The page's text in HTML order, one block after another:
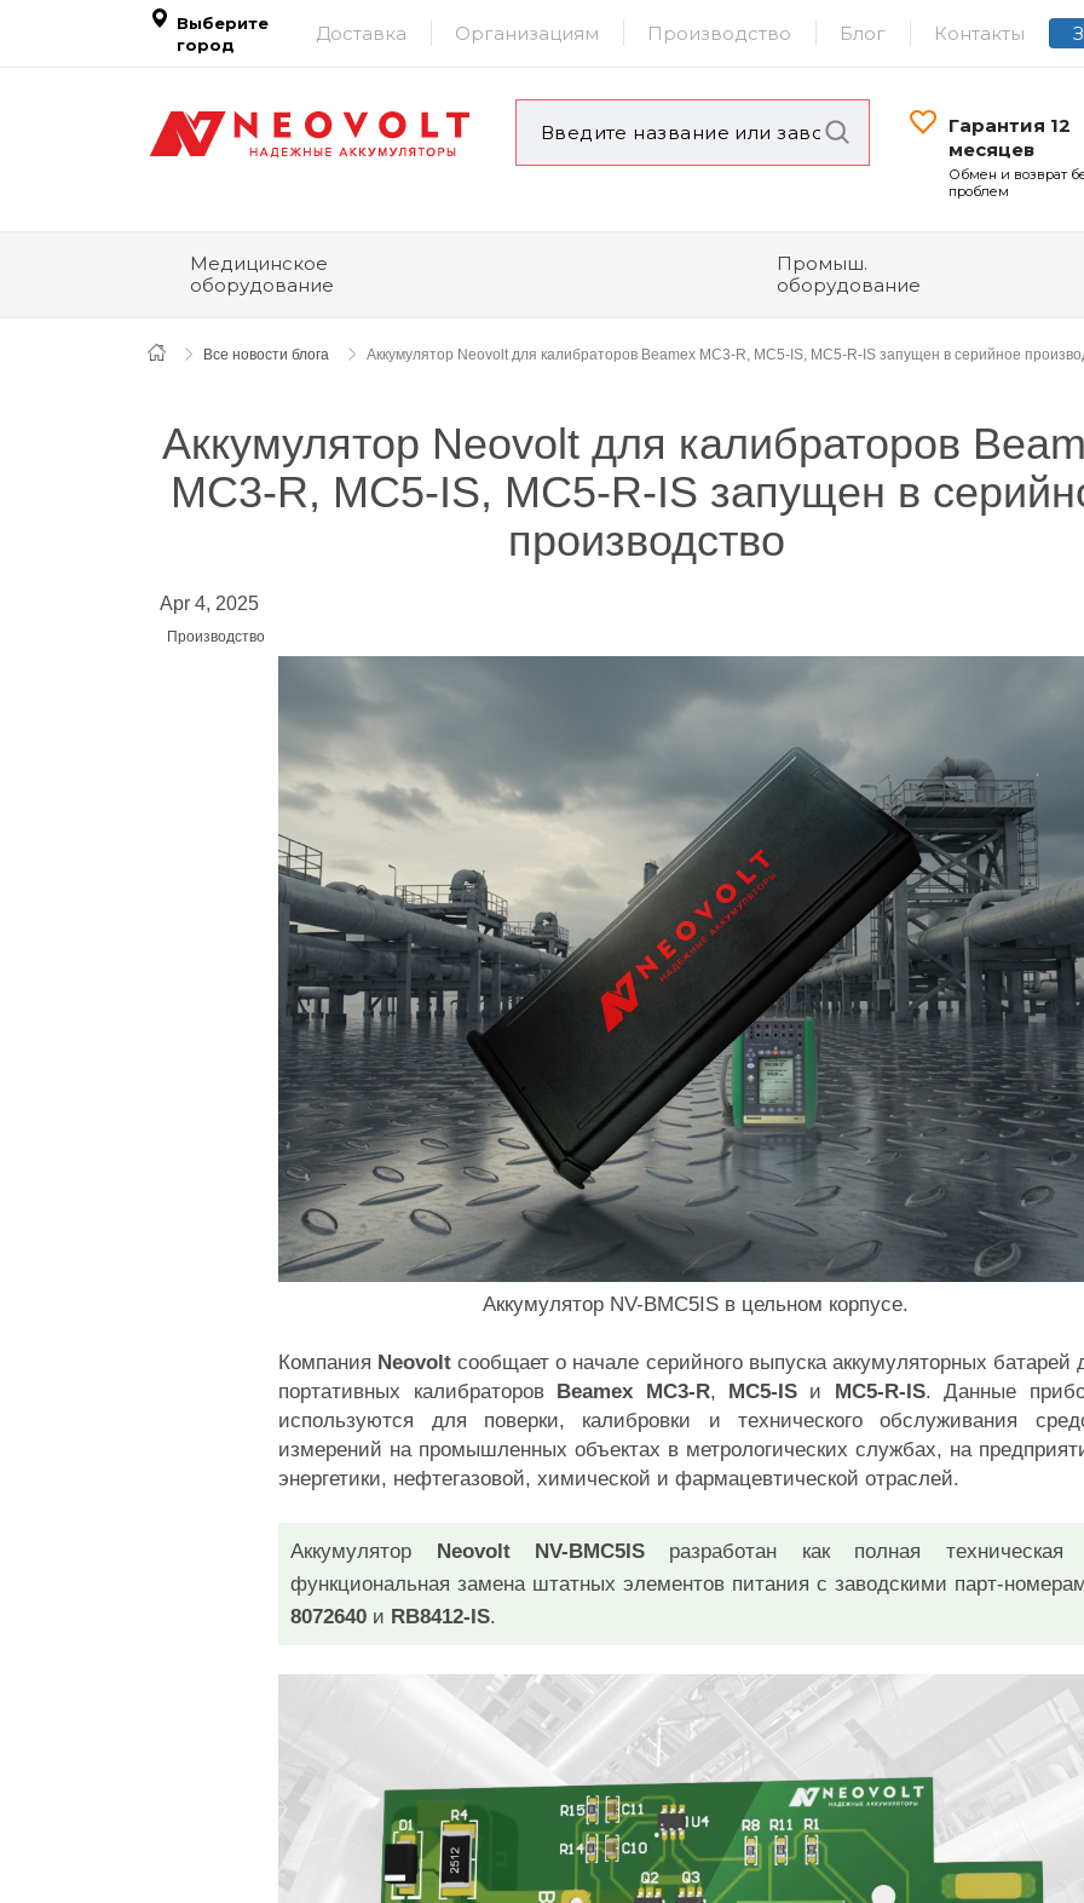
Выберите
город
Доставка Организациям Производство Блог Контакты
Гарантия 12
месяцев
Обмен и возврат
проблем
Медицинское
оборудование
Промыш.
оборудование
Все новости блога Аккумулятор Neovolt для калибраторов Beamex MC3-R, MC5-IS, MC5-R-IS запущен в серийное
Аккумулятор Neovolt для калибраторов
MC3-R, MC5-IS, MC5-R-IS запущен в
производство
Apr 4, 2025
Производство
Аккумулятор NV-BMC5IS в цельном корпусе.
Компания Neovolt сообщает о начале серийного выпуска аккумуляторных батарей
портативных калибраторов Beamex MC3-R, MC5-IS и MC5-R-IS. Данные
используются для поверки, калибровки и технического обслуживания
измерений на промышленных объектах в метрологических службах, на
энергетики, нефтегазовой, химической и фармацевтической отраслей.
Аккумулятор Neovolt NV-BMC5ISразработан как полная техническая
функциональная замена штатных элементов питания с заводскими парт-
8072640 и RB8412-IS.
Как правильно
аккумулятор
первый раз?
778612
Калибровка
Андроид без
658147